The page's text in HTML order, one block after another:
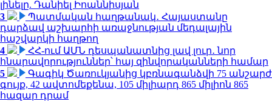
լինելը. Դանիել Իոաննիսյան
3
Պատմական հաղթանակ․ Հայաստանը
դարձավ աշխարհի առաջնության մեդալային
հաշվարկի հաղթող
4
ՀՀ-ում ԱՄՆ դեսպանատնից լավ լուր․ նոր
հնարավորություններ՝ հայ զինվորականների համար
5
Գագիկ Ծառուկյանից կբռնագանձվի 75 անշարժ
գույք, 42 ավտոմեքենա, 105 միլիարդ 865 միլիոն 865
հազար դրամ